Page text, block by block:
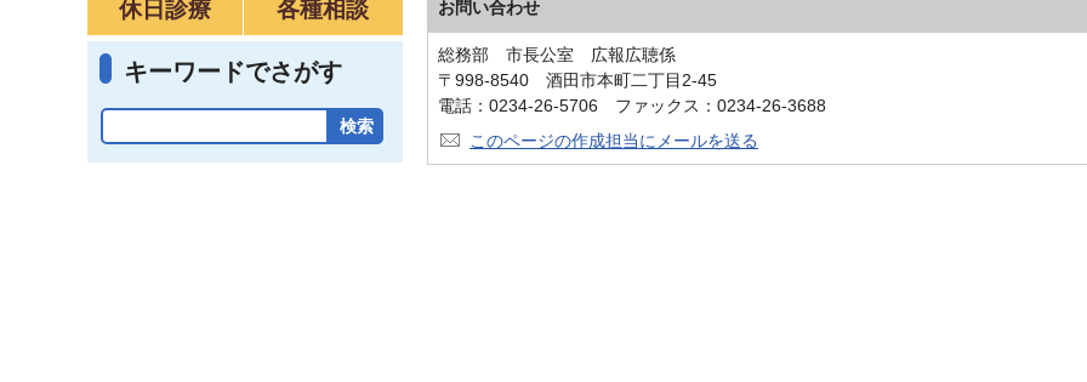
休日診療
各種相談
キーワードでさがす
お問い合わせ
総務部 市長公室 広報広聴係
〒998-8540 酒田市本町二丁目2-45
電話：0234-26-5706 ファックス：0234-26-3688
このページの作成担当にメールを送る